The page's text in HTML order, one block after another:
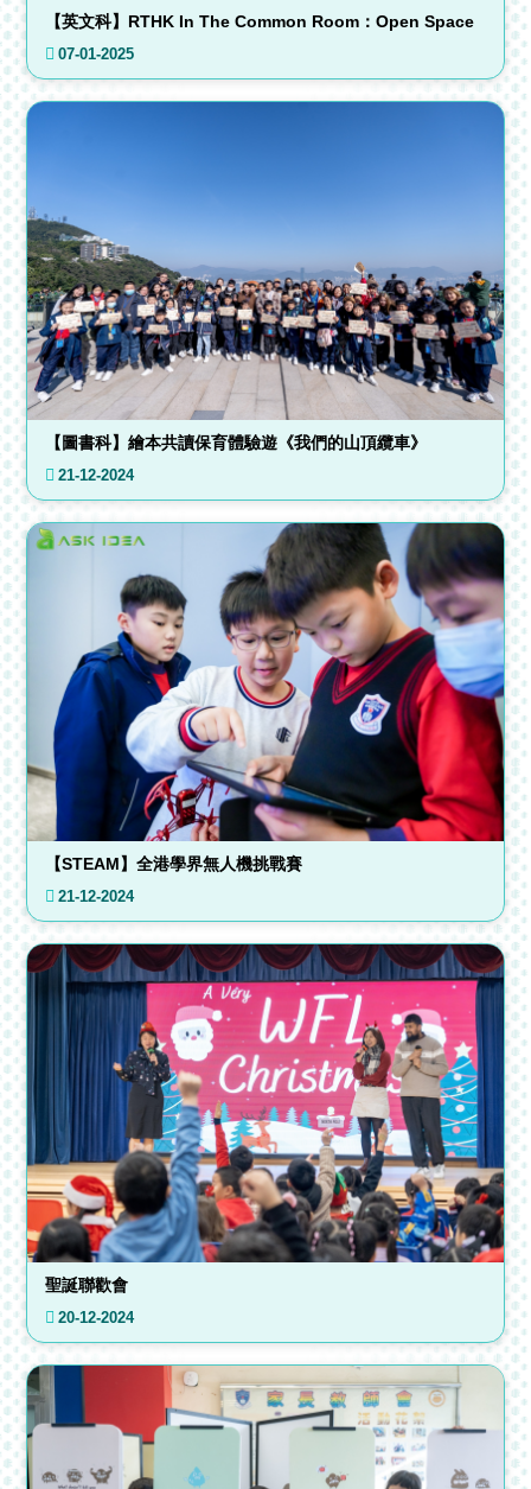
【英文科】RTHK In The Common Room：Open Space
07-01-2025
【圖書科】繪本共讀保育體驗遊《我們的山頂纜車》
21-12-2024
【STEAM】全港學界無人機挑戰賽
21-12-2024
聖誕聯歡會
20-12-2024